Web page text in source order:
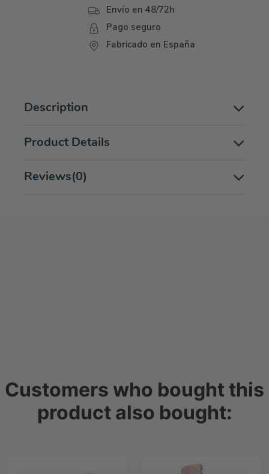
Envío en 48/72h
Pago seguro
Fabricado en España
Description
Product Details
Reviews(0)
Customers who bought this
product also bought: